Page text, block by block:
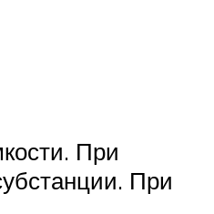
При
При